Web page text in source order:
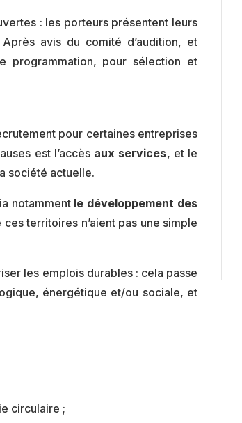
: les porteurs présentent leurs
avis du comité d’audition, et
pour sélection et
pour certaines entreprises
est l’accèsaux services, et le
société actuelle.
notamment le développement des
territoires n’aient pas une simple
les emplois durables : cela passe
énergétique et/ou sociale, et
circulaire ;